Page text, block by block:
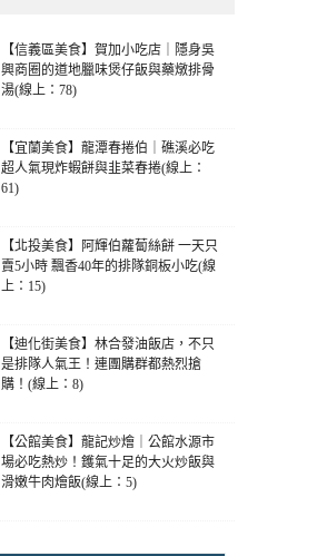
【信義區美食】賀加小吃店｜隱身吳
興商圈的道地臘味煲仔飯與藥燉排骨
湯(線上：78)
【宜蘭美食】龍潭春捲伯｜礁溪必吃
超人氣現炸蝦餅與韭菜春捲(線上：
61)
【北投美食】阿輝伯蘿蔔絲餅 一天只
賣5小時 飄香40年的排隊銅板小吃(線
上：15)
【迪化街美食】林合發油飯店，不只
是排隊人氣王！連團購群都熱烈搶
購！(線上：8)
【公館美食】龍記炒燴｜公館水源市
場必吃熱炒！鑊氣十足的大火炒飯與
滑嫩牛肉燴飯(線上：5)